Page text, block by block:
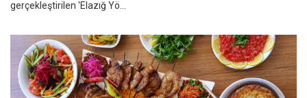
gerçekleştirilen 'Elazığ Yö...